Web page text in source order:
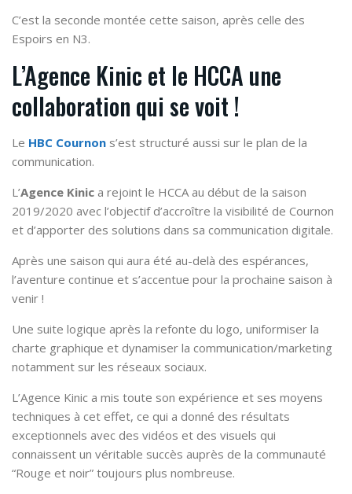
C’est la seconde montée cette saison, après celle des
Espoirs en N3.
L’Agence Kinic et le HCCA une
collaboration qui se voit !
Le HBC Cournon s’est structuré aussi sur le plan de la
communication.
L’Agence Kinic a rejoint le HCCA au début de la saison
2019/2020 avec l’objectif d’accroître la visibilité de Cournon
et d’apporter des solutions dans sa communication digitale.
Après une saison qui aura été au-delà des espérances,
l’aventure continue et s’accentue pour la prochaine saison à
venir !
Une suite logique après la refonte du logo, uniformiser la
charte graphique et dynamiser la communication/marketing
notamment sur les réseaux sociaux.
L’Agence Kinic a mis toute son expérience et ses moyens
techniques à cet effet, ce qui a donné des résultats
exceptionnels avec des vidéos et des visuels qui
connaissent un véritable succès auprès de la communauté
“Rouge et noir” toujours plus nombreuse.